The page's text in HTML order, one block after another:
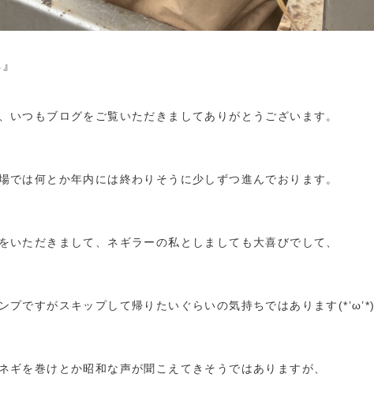
いつもブログをご覧いただきましてありがとうございます。
では何とか年内には終わりそうに少しずつ進んでおります。
いただきまして、ネギラーの私としましても大喜びでして、
プですがスキップして帰りたいぐらいの気持ちではあります(*’ω’*)
ギを巻けとか昭和な声が聞こえてきそうではありますが、